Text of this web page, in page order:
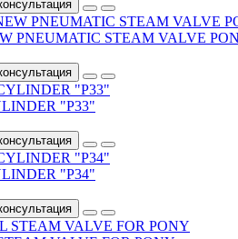
PNEUMATIC STEAM VALVE
"P33"
"P34"